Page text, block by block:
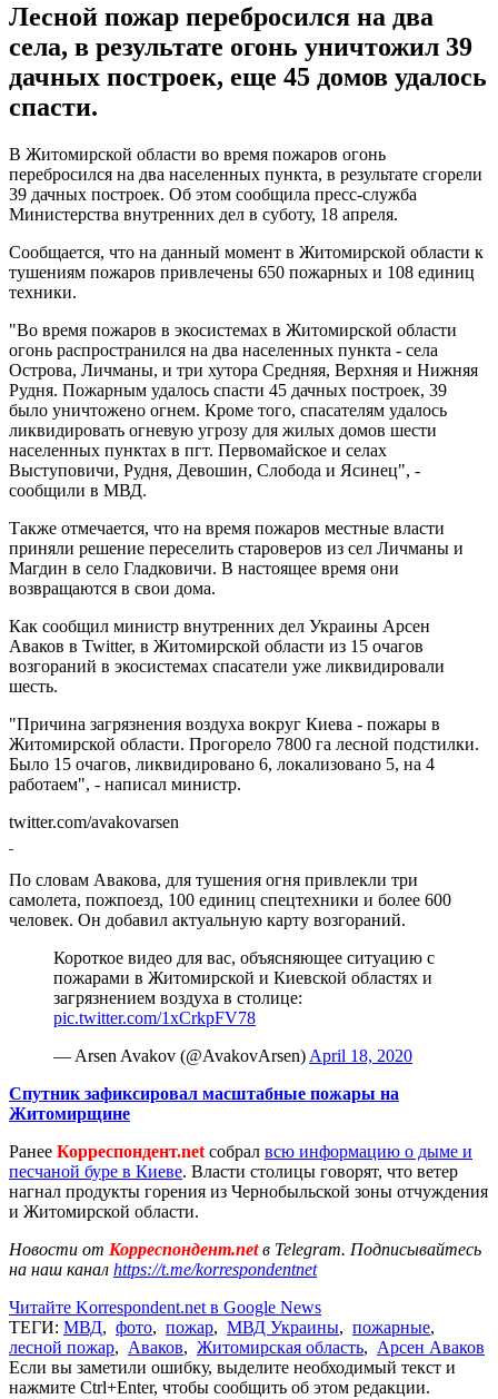
Лесной пожар перебросился на два
села, в результате огонь уничтожил 39
дачных построек, еще 45 домов удалось
спасти.
В Житомирской области во время пожаров огонь
перебросился на два населенных пункта, в результате сгорели
39 дачных построек. Об этом сообщила пресс-служба
Министерства внутренних дел в суботу, 18 апреля.
Сообщается, что на данный момент в Житомирской области к
тушениям пожаров привлечены 650 пожарных и 108 единиц
техники.
"Во время пожаров в экосистемах в Житомирской области
огонь распространился на два населенных пункта - села
Острова, Личманы, и три хутора Средняя, ​​Верхняя и Нижняя
Рудня. Пожарным удалось спасти 45 дачных построек, 39
было уничтожено огнем. Кроме того, спасателям удалось
ликвидировать огневую угрозу для жилых домов шести
населенных пунктах в пгт. Первомайское и селах
Выступовичи, Рудня, Девошин, Слобода и Ясинец", -
сообщили в МВД.
Также отмечается, что на время пожаров местные власти
приняли решение переселить староверов из сел Личманы и
Магдин в село Гладковичи. В настоящее время они
возвращаются в свои дома.
Как сообщил министр внутренних дел Украины Арсен
Аваков в Twitter, в Житомирской области из 15 очагов
возгораний в экосистемах спасатели уже ликвидировали
шесть.
"Причина загрязнения воздуха вокруг Киева - пожары в
Житомирской области. Прогорело 7800 га лесной подстилки.
Было 15 очагов, ликвидировано 6, локализовано 5, на 4
работаем", - написал министр.
twitter.com/avakovarsen
По словам Авакова, для тушения огня привлекли три
самолета, пожпоезд, 100 единиц спецтехники и более 600
человек. Он добавил актуальную карту возгораний.
Короткое видео для вас, объясняющее ситуацию с
пожарами в Житомирской и Киевской областях и
загрязнением воздуха в столице:
pic.twitter.com/1xCrkpFV78
— Arsen Avakov (@AvakovArsen) April 18, 2020
Спутник зафиксировал масштабные пожары на
Житомирщине
Ранее Корреспондент.net собрал всю информацию о дыме и
песчаной буре в Киеве. Власти столицы говорят, что ветер
нагнал продукты горения из Чернобыльской зоны отчуждения
и Житомирской области.
Новости от Корреспондент.netв Telegram. Подписывайтесь
на наш канал https://t.me/korrespondentnet
Читайте Korrespondent.net в Google News
ТЕГИ: МВД, фото, пожар, МВД Украины, пожарные,
лесной пожар, Аваков, Житомирская область, Арсен Аваков
Если вы заметили ошибку, выделите необходимый текст и
нажмите Ctrl+Enter, чтобы сообщить об этом редакции.